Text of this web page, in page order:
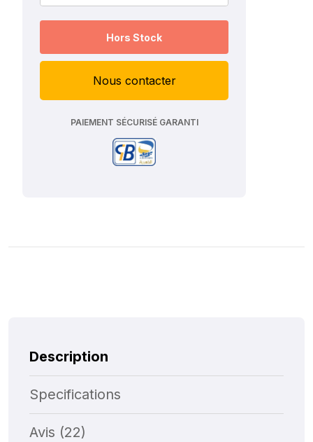
Hors Stock
Nous contacter
PAIEMENT SÉCURISÉ GARANTI
Description
Specifications
Avis (22)